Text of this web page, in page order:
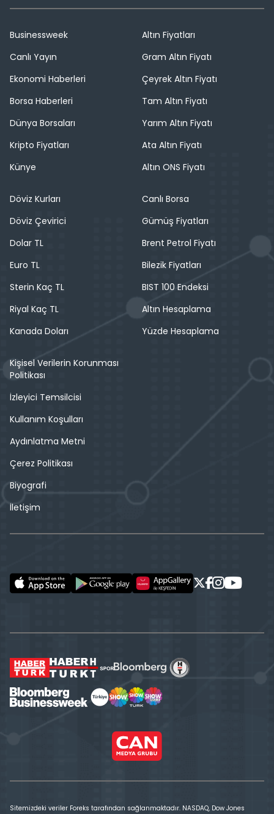
Businessweek
Canlı Yayın
Ekonomi Haberleri
Borsa Haberleri
Dünya Borsaları
Kripto Fiyatları
Künye
Altın Fiyatları
Gram Altın Fiyatı
Çeyrek Altın Fiyatı
Tam Altın Fiyatı
Yarım Altın Fiyatı
Ata Altın Fiyatı
Altın ONS Fiyatı
Döviz Kurları
Döviz Çevirici
Dolar TL
Euro TL
Sterin Kaç TL
Riyal Kaç TL
Kanada Doları
Canlı Borsa
Gümüş Fiyatları
Brent Petrol Fiyatı
Bilezik Fiyatları
BIST 100 Endeksi
Altın Hesaplama
Yüzde Hesaplama
Kişisel Verilerin Korunması
Politikası
İzleyici Temsilcisi
Kullanım Koşulları
Aydınlatma Metni
Çerez Politikası
Biyografi
İletişim
Sitemizdeki veriler Foreks tarafından sağlanmaktadır. NASDAQ, Dow Jones